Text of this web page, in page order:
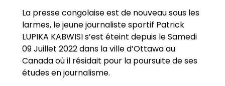
La presse congolaise est de nouveau sous les
larmes, le jeune journaliste sportif Patrick
LUPIKA KABWISI s’est éteint depuis le Samedi
09 Juillet 2022 dans la ville d’Ottawa au
Canada où il résidait pour la poursuite de ses
études en journalisme.